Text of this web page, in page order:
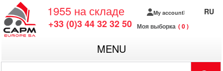
1955 на складе
+33 (0)3 44 32 32 50
My account
Моя выборка 0
RU
MENU